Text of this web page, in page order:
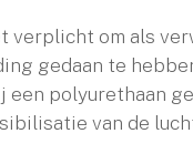
verplicht om als
gedaan te
polyurethaan
van de